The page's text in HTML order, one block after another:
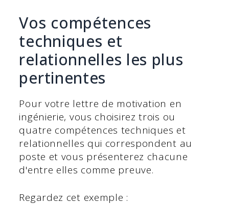
Vos compétences
techniques et
relationnelles les plus
pertinentes
Pour votre lettre de motivation en
ingénierie, vous choisirez trois ou
quatre compétences techniques et
relationnelles qui correspondent au
poste et vous présenterez chacune
d'entre elles comme preuve.
Regardez cet exemple :